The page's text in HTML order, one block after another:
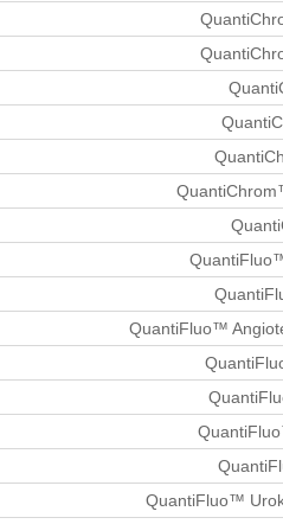
QuantiFluo™
QuantiFluo™